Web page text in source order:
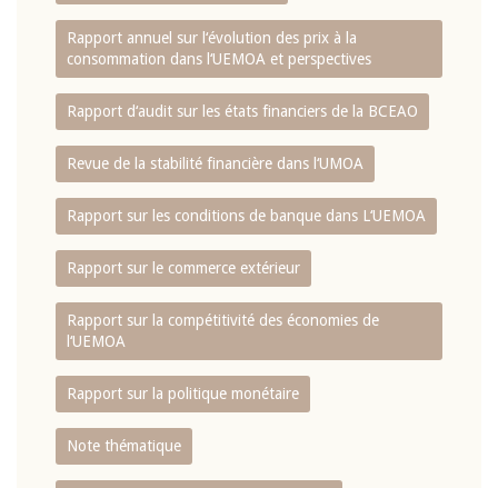
Rapport annuel sur l‘évolution des prix à la
consommation dans l‘UEMOA et perspectives
Rapport d‘audit sur les états financiers de la BCEAO
Revue de la stabilité financière dans l‘UMOA
Rapport sur les conditions de banque dans L‘UEMOA
Rapport sur le commerce extérieur
Rapport sur la compétitivité des économies de
l‘UEMOA
Rapport sur la politique monétaire
Note thématique